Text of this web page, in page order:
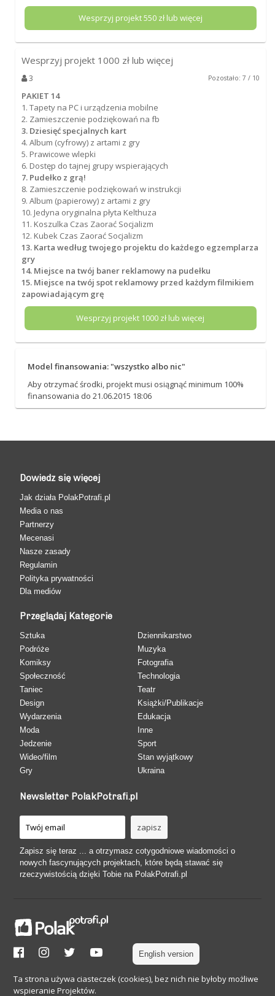
Wesprzyj projekt550zł lub więcej
Wesprzyj projekt 1000 zł lub więcej
3 Pozostało: 7 / 10
PAKIET 14
1. Tapety na PC i urządzenia mobilne
2. Zamieszczenie podziękowań na fb
3. Dziesięć specjalnych kart
4. Album (cyfrowy) z artami z gry
5. Prawicowe wlepki
6. Dostęp do tajnej grupy wspierających
7. Pudełko z grą!
8. Zamieszczenie podziękowań w instrukcji
9. Album (papierowy) z artami z gry
10. Jedyna oryginalna płyta Kelthuza
11. Koszulka Czas Zaorać Socjalizm
12. Kubek Czas Zaorać Socjalizm
13. Karta według twojego projektu do każdego egzemplarza
gry
14. Miejsce na twój baner reklamowy na pudełku
15. Miejsce na twój spot reklamowy przed każdym filmikiem
zapowiadającym grę
Wesprzyj projekt 1000 zł lub więcej
Model finansowania: "wszystko albo nic"
Aby otrzymać środki, projekt musi osiągnąć minimum 100%
finansowania do 21.06.2015 18:06
Dowiedz się więcej
Jak działa PolakPotrafi.pl
Media o nas
Partnerzy
Mecenasi
Nasze zasady
Regulamin
Polityka prywatności
Dla mediów
Przeglądaj Kategorie
Sztuka
Podróże
Komiksy
Społeczność
Taniec
Design
Wydarzenia
Moda
Jedzenie
Wideo/film
Gry
Dziennikarstwo
Muzyka
Fotografia
Technologia
Teatr
Książki/Publikacje
Edukacja
Inne
Sport
Stan wyjątkowy
Ukraina
Newsletter PolakPotrafi.pl
Zapisz się teraz ... a otrzymasz cotygodniowe wiadomości o
nowych fascynujących projektach, które będą stawać się
rzeczywistością dzięki Tobie na PolakPotrafi.pl
English version
Ta strona używa ciasteczek (cookies), bez nich nie byłoby możliwe
wspieranie Projektów.